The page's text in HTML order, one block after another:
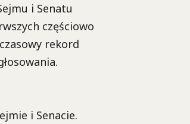
i Senatu
częściowo
rekord
i Senacie.